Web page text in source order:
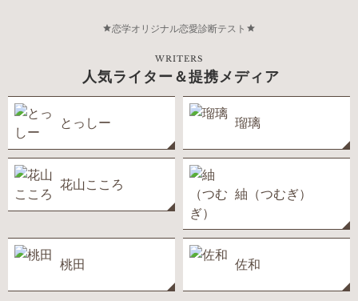
恋学オリジナル恋愛診断テスト
WRITERS
人気ライター＆提携メディア
とっしー 瑠璃
花山こころ
紬（つむぎ）
桃田 佐和